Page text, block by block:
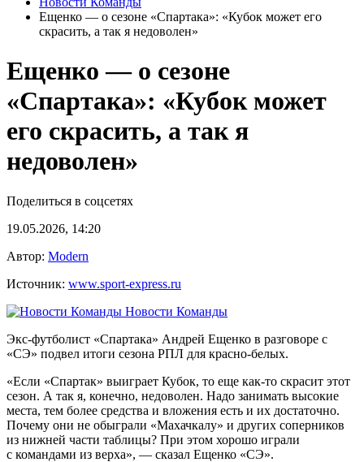
Ещенко — о сезоне «Спартака»: «Кубок может его
скрасить, а так я недоволен»
Ещенко — о сезоне
«Спартака»: «Кубок может
его скрасить, а так я
недоволен»
Поделиться в соцсетях
19.05.2026, 14:20
Автор: Modern
Источник: www.sport-express.ru
Новости Команды
Экс-футболист «Спартака» Андрей Ещенко в разговоре с
«СЭ» подвел итоги сезона РПЛ для красно-белых.
«Если «Спартак» выиграет Кубок, то еще как-то скрасит этот
сезон. А так я, конечно, недоволен. Надо занимать высокие
места, тем более средства и вложения есть и их достаточно.
Почему они не обыграли «Махачкалу» и других соперников
из нижней части таблицы? При этом хорошо играли
с командами из верха», — сказал Ещенко «СЭ».